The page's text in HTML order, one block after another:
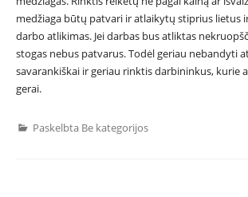
medžiaga būtų patvari ir atlaikytų stiprius lietus
darbo atlikimas. Jei darbas bus atliktas
stogas nebus patvarus. Todėl geriau nebandyti
savarankiškai ir geriau rinktis darbininkus, kurie
gerai.
Paskelbta Be kategorijos